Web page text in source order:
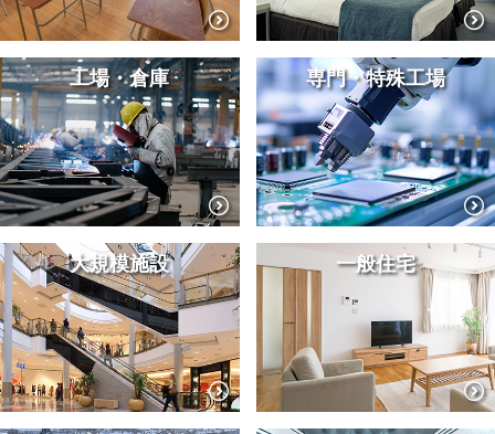
工場・倉庫 専門・特殊工場
大規模施設 一般住宅